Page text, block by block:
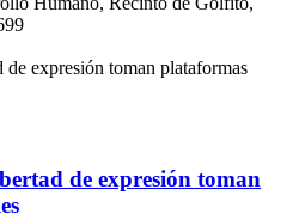
expresión toman plataformas
de expresión toman